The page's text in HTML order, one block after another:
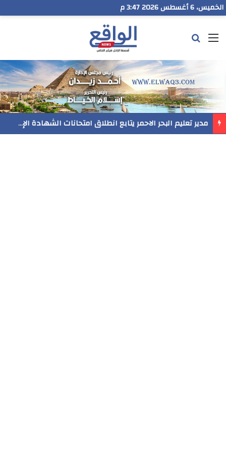
الخميس، 6 أغسطس 2026 3:47 م
القائمة
مدير تعليم البحر الاحمر يتابع انطلاق امتحانات الشهادة الإعدادية ويؤكد: الانضباط